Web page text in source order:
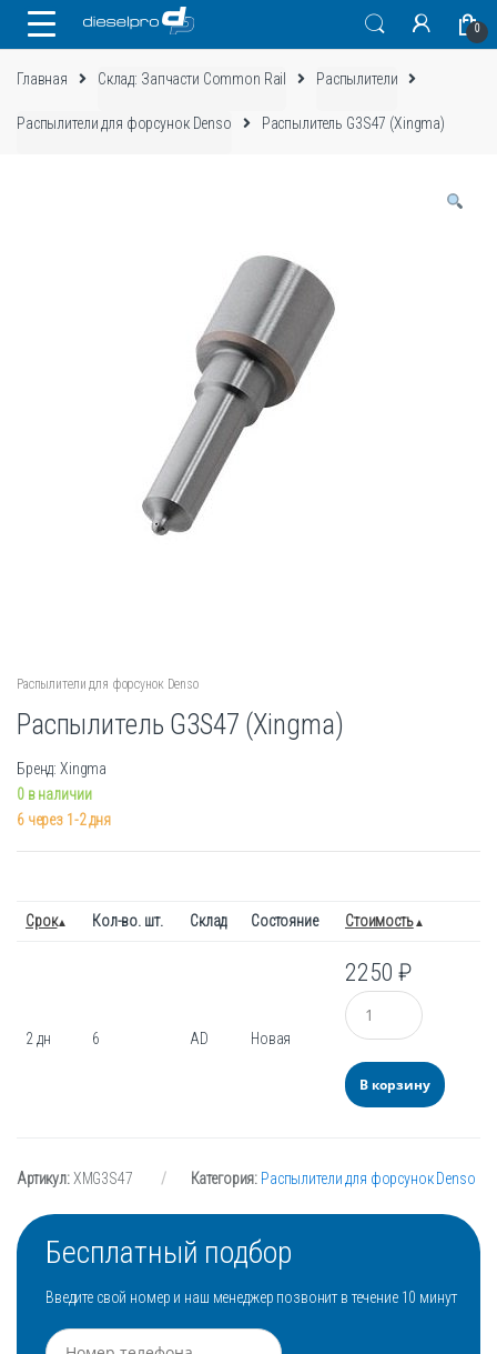
0
Главная Склад: Запчасти Common Rail Распылители
Распылители для форсунок Denso Распылитель G3S47 (Xingma)
Распылители для форсунок Denso
Распылитель G3S47 (Xingma)
Бренд: Xingma
0 в наличии
6 через 1-2 дня
Срок Кол-во. шт. Склад Состояние Стоимость
2 дн 6 AD Новая
2250₽
Количество
В корзину
Артикул:XMG3S47 Категория: Распылители для форсунок Denso
Бесплатный подбор
Введите свой номер и наш менеджер позвонит в течение 10 минут